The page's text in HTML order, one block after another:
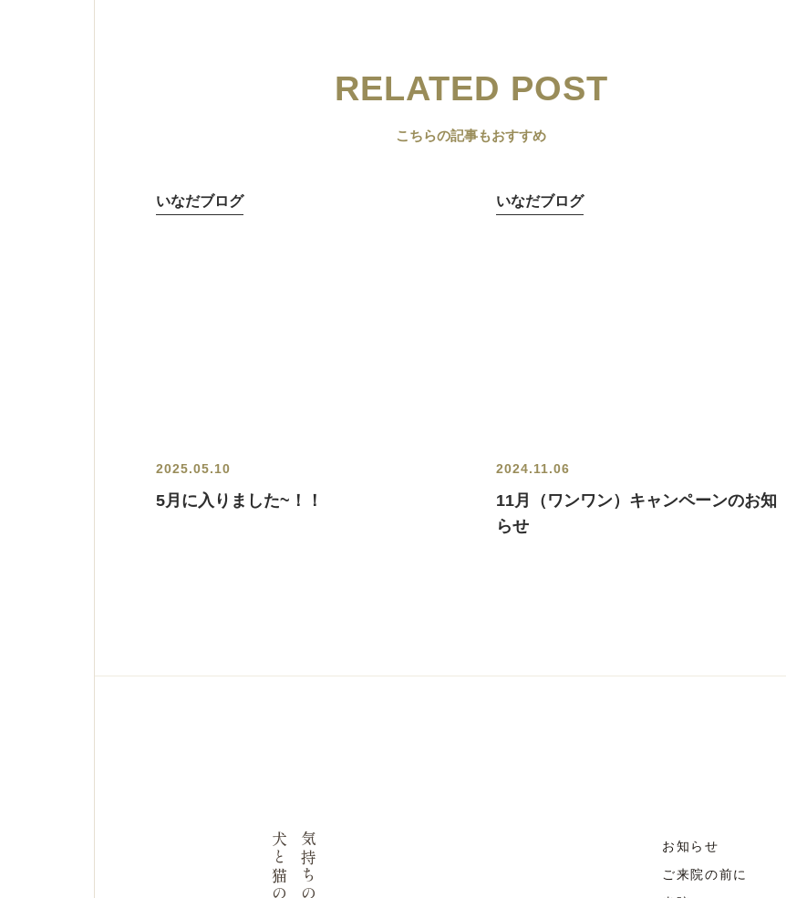
RELATED POST
こちらの記事もおすすめ
いなだブログ
2025.05.10
5月に入りました~！！
いなだブログ
2024.11.06
11月（ワンワン）キャンペーンのお知
らせ
お知らせ
ご来院の前に